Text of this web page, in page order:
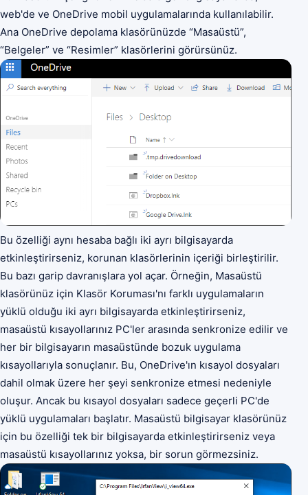
web'de ve OneDrive mobil uygulamalarında kullanılabilir.
Ana OneDrive depolama klasörünüzde “Masaüstü”,
“Belgeler” ve “Resimler” klasörlerini görürsünüz.
Bu özelliği aynı hesaba bağlı iki ayrı bilgisayarda
etkinleştirirseniz, korunan klasörlerinin içeriği birleştirilir.
Bu bazı garip davranışlara yol açar. Örneğin, Masaüstü
klasörünüz için Klasör Koruması'nı farklı uygulamaların
yüklü olduğu iki ayrı bilgisayarda etkinleştirirseniz,
masaüstü kısayollarınız PC'ler arasında senkronize edilir ve
her bir bilgisayarın masaüstünde bozuk uygulama
kısayollarıyla sonuçlanır. Bu, OneDrive'ın kısayol dosyaları
dahil olmak üzere her şeyi senkronize etmesi nedeniyle
oluşur. Ancak bu kısayol dosyaları sadece geçerli PC'de
yüklü uygulamaları başlatır. Masaüstü bilgisayar klasörünüz
için bu özelliği tek bir bilgisayarda etkinleştirirseniz veya
masaüstü kısayollarınız yoksa, bir sorun görmezsiniz.